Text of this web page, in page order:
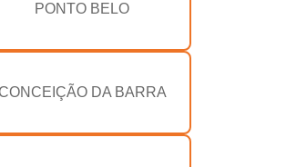
PONTO BELO
DA BARRA